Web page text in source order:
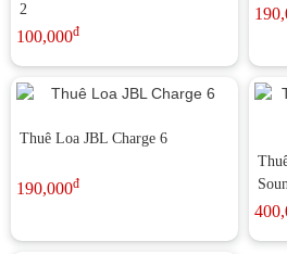
2
100,000đ
Thuê Loa JBL Charge 6
190,000đ